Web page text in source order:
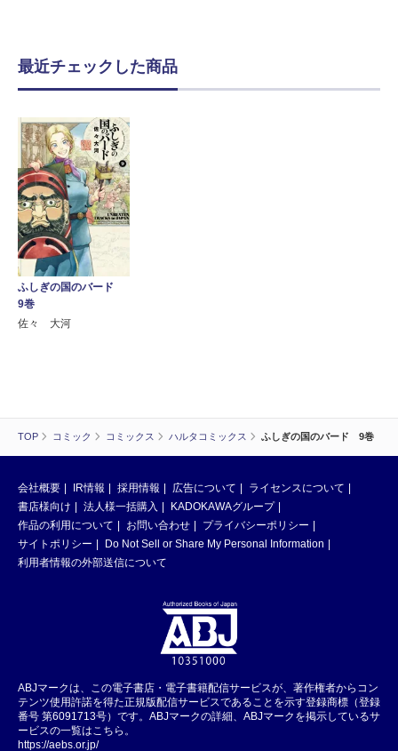
TOP コミック コミックス ハルタコミックス ふしぎの国のバード 9巻
最近チェックした商品
ふしぎの国のバード
9巻
佐々 大河
会社概要 IR情報 採用情報 広告について
ライセンスについて
書店様向け
法人様一括購入
KADOKAWAグループ
作品の利用について
お問い合わせ
プライバシーポリシー
サイトポリシー
Do Not Sell or Share My Personal Information
利用者情報の外部送信について
ABJマークは、この電子書店・電子書籍配信サービスが、著作権者からコン
テンツ使用許諾を得た正規版配信サービスであることを示す登録商標（登録
番号 第6091713号）です。ABJマークの詳細、ABJマークを掲示しているサ
ービスの一覧はこちら。
https://aebs.or.jp/